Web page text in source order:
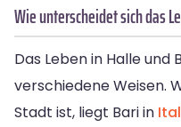
Wie unterscheidet sich das
Das Leben in Halle
verschiedene Weisen.
Stadt ist, liegt Bari in